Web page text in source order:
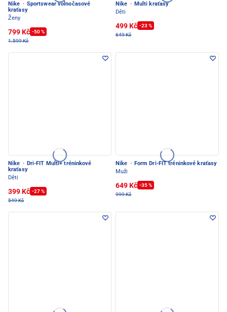
Nike · Sportswear volnočasové
kraťasy
Ženy
799 Kč -50 %
1.599 Kč
Nike · Multi kraťasy
Děti
499 Kč -23 %
649 Kč
Nike · Dri-FIT Multi+ tréninkové
kraťasy
Děti
399 Kč -27 %
549 Kč
Nike · Form Dri-FIT tréninkové kraťasy
Muži
649 Kč -35 %
999 Kč